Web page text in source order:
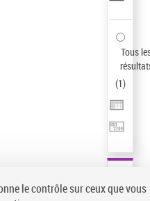
Tous
(1)
le contrôle sur ceux que vous